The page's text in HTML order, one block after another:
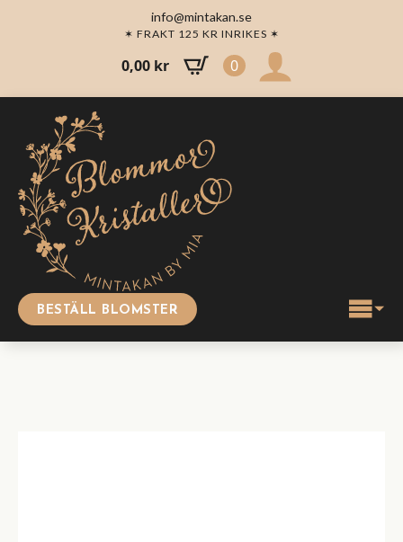
info@mintakan.se
✶ FRAKT 125 KR INRIKES ✶
0,00 kr 0
BESTÄLL BLOMSTER